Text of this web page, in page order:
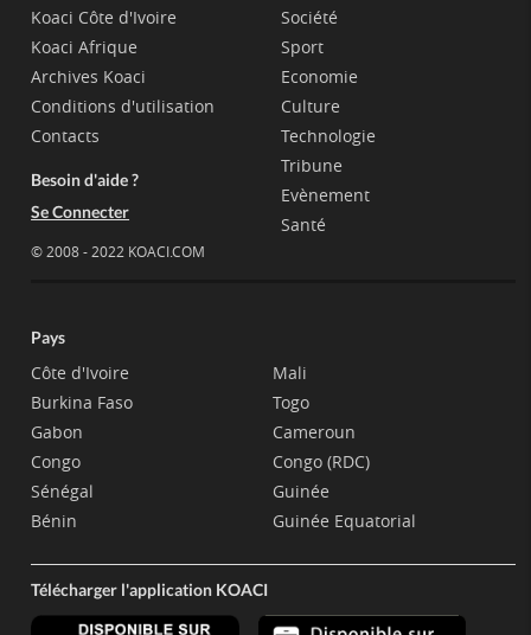
Koaci Côte d'Ivoire
Koaci Afrique
Archives Koaci
Conditions d'utilisation
Contacts
Besoin d'aide ?
Se Connecter
© 2008 - 2022 KOACI.COM
Société
Sport
Economie
Culture
Technologie
Tribune
Evènement
Santé
Pays
Côte d'Ivoire
Burkina Faso
Gabon
Congo
Sénégal
Bénin
Mali
Togo
Cameroun
Congo (RDC)
Guinée
Guinée Equatorial
Télécharger l'application KOACI